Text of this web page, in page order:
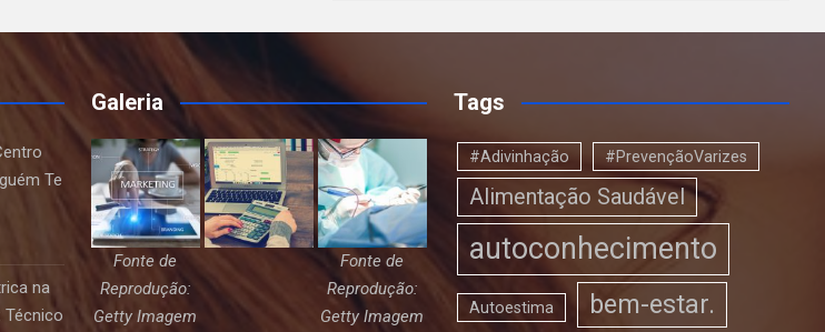
Te
na
Técnico
Galeria
Fonte de
Reprodução:
Getty Imagem
Fonte de
Reprodução:
Getty Imagem
Tags
#Adivinhação #PrevençãoVarizes
Alimentação Saudável
autoconhecimento
Autoestima bem-estar.